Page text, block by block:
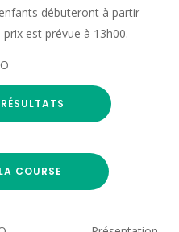
débuteront à partir
est prévue à 13h00.
COURSE